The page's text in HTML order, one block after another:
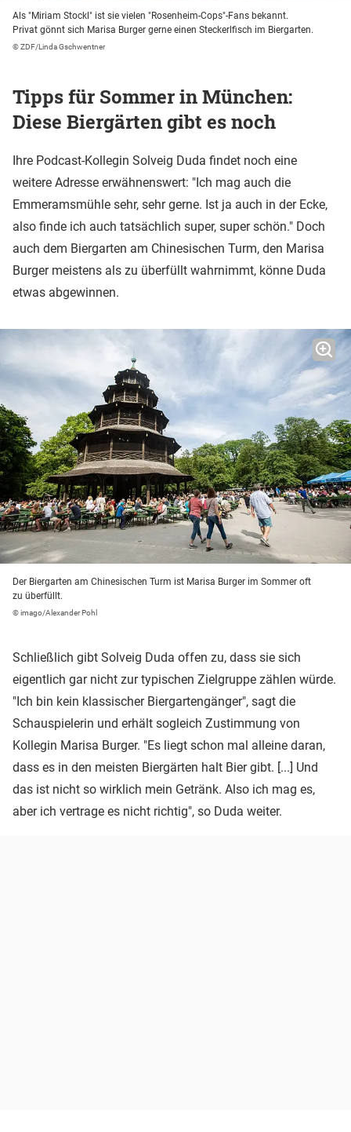
Als "Miriam Stockl" ist sie vielen "Rosenheim-Cops"-Fans bekannt.
Privat gönnt sich Marisa Burger gerne einen Steckerlfisch im Biergarten.
© ZDF/Linda Gschwentner
Tipps für Sommer in München:
Diese Biergärten gibt es noch
Ihre Podcast-Kollegin Solveig Duda findet noch eine
weitere Adresse erwähnenswert: "Ich mag auch die
Emmeramsmühle sehr, sehr gerne. Ist ja auch in der Ecke,
also finde ich auch tatsächlich super, super schön." Doch
auch dem Biergarten am Chinesischen Turm, den Marisa
Burger meistens als zu überfüllt wahrnimmt, könne Duda
etwas abgewinnen.
Der Biergarten am Chinesischen Turm ist Marisa Burger im Sommer oft
zu überfüllt.
© imago/Alexander Pohl
Schließlich gibt Solveig Duda offen zu, dass sie sich
eigentlich gar nicht zur typischen Zielgruppe zählen würde.
"Ich bin kein klassischer Biergartengänger", sagt die
Schauspielerin und erhält sogleich Zustimmung von
Kollegin Marisa Burger. "Es liegt schon mal alleine daran,
dass es in den meisten Biergärten halt Bier gibt. [...] Und
das ist nicht so wirklich mein Getränk. Also ich mag es,
aber ich vertrage es nicht richtig", so Duda weiter.